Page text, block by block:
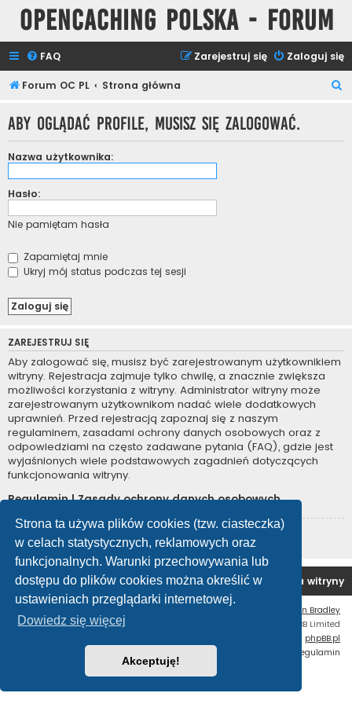
Strona ta używa plików cookies (tzw. ciasteczka)
w celach statystycznych, reklamowych oraz
funkcjonalnych. Warunki przechowywania lub
dostępu do plików cookies można określić w
ustawieniach przeglądarki internetowej.
Dowiedz się więcej
Akceptuję!
Opencaching Polska - Forum
FAQ Zaloguj się
Zarejestruj się
Forum OC PL Strona główna
k
Aby oglądać profile, musisz się zalogować.
Nazwa użytkownika:
Hasło:
Nie pamiętam hasła
Zapamiętaj mnie
Ukryj mój status podczas tej sesji
ZAREJESTRUJ SIĘ
Aby zalogować się, musisz być zarejestrowanym użytkownikiem
witryny. Rejestracja zajmuje tylko chwilę, a znacznie zwiększa
możliwości korzystania z witryny. Administrator witryny może
zarejestrowanym użytkownikom nadać wiele dodatkowych
uprawnień. Przed rejestracją zapoznaj się z naszym
regulaminem, zasadami ochrony danych osobowych oraz z
odpowiedziami na często zadawane pytania (FAQ), gdzie jest
wyjaśnionych wiele podstawowych zagadnień dotyczących
funkcjonowania witryny.
Regulamin|Zasady ochrony danych osobowych
Zarejestruj się
Forum OC PL Strona główna Usuń ciasteczka witryny
Ian Bradley
Technologię dostarcza
® Forum Software © phpBB Limited
phpBB.pl
Regulamin